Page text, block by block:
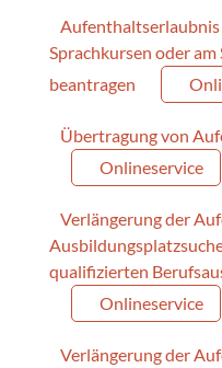
Aufenthaltserlaubnis
Sprachkursen oder
beantragen
Übertragung von
Onlineservice
Verlängerung der
qualifizierten
Onlineservice
Verlängerung der